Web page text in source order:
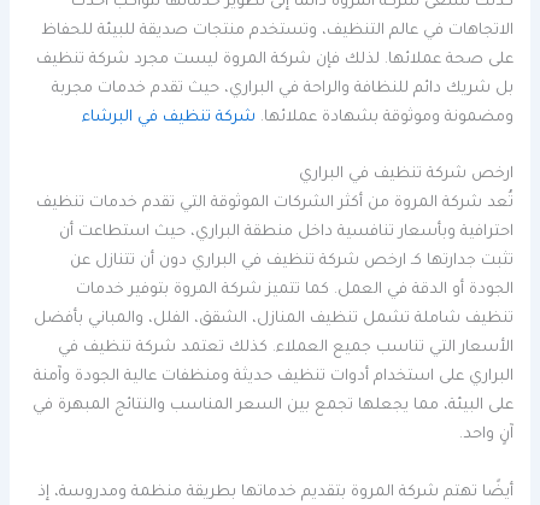
الاتجاهات في عالم التنظيف، وتستخدم منتجات صديقة للبيئة للحفاظ
على صحة عملائها. لذلك فإن شركة المروة ليست مجرد شركة تنظيف
بل شريك دائم للنظافة والراحة في البراري، حيث تقدم خدمات مجربة
ومضمونة وموثوقة بشهادة عملائها. شركة تنظيف في البرشاء
ارخص شركة تنظيف في البراري
تُعد شركة المروة من أكثر الشركات الموثوقة التي تقدم خدمات تنظيف
احترافية وبأسعار تنافسية داخل منطقة البراري، حيث استطاعت أن
تثبت جدارتها كـ ارخص شركة تنظيف في البراري دون أن تتنازل عن
الجودة أو الدقة في العمل. كما تتميز شركة المروة بتوفير خدمات
تنظيف شاملة تشمل تنظيف المنازل، الشقق، الفلل، والمباني بأفضل
الأسعار التي تناسب جميع العملاء. كذلك تعتمد شركة تنظيف في
البراري على استخدام أدوات تنظيف حديثة ومنظفات عالية الجودة وآمنة
على البيئة، مما يجعلها تجمع بين السعر المناسب والنتائج المبهرة في
آنٍ واحد.
أيضًا تهتم شركة المروة بتقديم خدماتها بطريقة منظمة ومدروسة، إذ